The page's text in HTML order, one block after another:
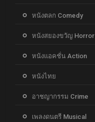
หนังตลก Comedy
หนังสยองขวัญ Horror
หนังแอคชั่น Action
หนังไทย
อาชญากรรม Crime
เพลงดนตรี Musical